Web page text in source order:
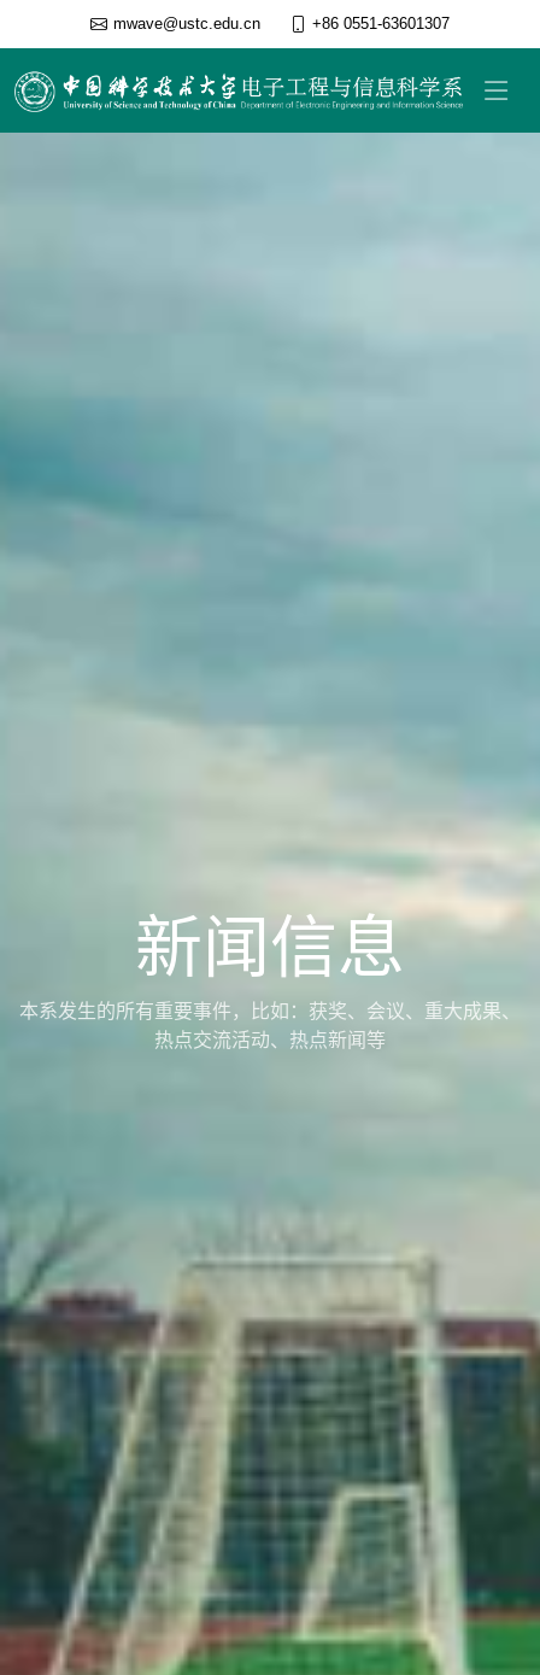
mwave@ustc.edu.cn +86 0551-63601307
新闻信息
本系发生的所有重要事件，比如：获奖、会议、重大成果、
热点交流活动、热点新闻等